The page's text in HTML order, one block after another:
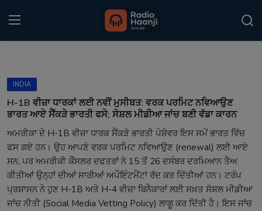
Home
Kitaab Kahani
Gallery
Sponsors
INDIA
H-1B ਵੀਜ਼ਾ ਧਾਰਕਾਂ ਲਈ ਨਵੀਂ ਮੁਸੀਬਤ: ਵਰਕ ਪਰਮਿਟ ਨਵਿਆਉਣ
ਭਾਰਤ ਆਏ ਸੈਂਕੜੇ ਭਾਰਤੀ ਫਸੇ; ਸੋਸ਼ਲ ਮੀਡੀਆ ਜਾਂਚ ਬਣੀ ਵੱਡਾ ਕਾਰਨ
ਅਮਰੀਕਾ ਦੇ H-1B ਵੀਜ਼ਾ ਧਾਰਕ ਸੈਂਕੜੇ ਭਾਰਤੀ ਪੇਸ਼ੇਵਰ ਇਸ ਸਮੇਂ ਭਾਰਤ ਵਿੱਚ
ਫਸ ਗਏ ਹਨ। ਉਹ ਆਪਣੇ ਵਰਕ ਪਰਮਿਟ ਨਵਿਆਉਣ (renewal) ਲਈ ਆਏ
ਸਨ, ਪਰ ਅਮਰੀਕੀ ਕੌਂਸਲਰ ਦਫਤਰਾਂ ਨੇ 15 ਤੋਂ 26 ਦਸੰਬਰ ਦਰਮਿਆਨ ਤੈਅ
ਕੀਤੀਆਂ ਉਨ੍ਹਾਂ ਦੀਆਂ ਸਾਰੀਆਂ ਅਪੌਇੰਟਮੈਂਟਾਂ ਰੱਦ ਕਰ ਦਿੱਤੀਆਂ ਹਨ। ਟਰੰਪ
ਪ੍ਰਸ਼ਾਸਨ ਨੇ ਹੁਣ H-1B ਅਤੇ H-4 ਵੀਜ਼ਾ ਬਿਨੈਕਾਰਾਂ ਲਈ ਸਖ਼ਤ ਸੋਸ਼ਲ ਮੀਡੀਆ
ਜਾਂਚ ਨੀਤੀ (Social Media Vetting Policy) ਲਾਗੂ ਕਰ ਦਿੱਤੀ ਹੈ। ਇਸ ਜਾਂਚ